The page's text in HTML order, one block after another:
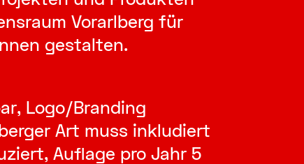
Vorarlberg für
gestalten.
Logo/Branding
Art muss inkludiert
Auflage pro Jahr 5